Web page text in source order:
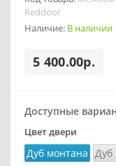
Reddoor
Наличие: В наличии
5 400.00р.
Доступные
Цвет двери
Дуб монтана Дуб